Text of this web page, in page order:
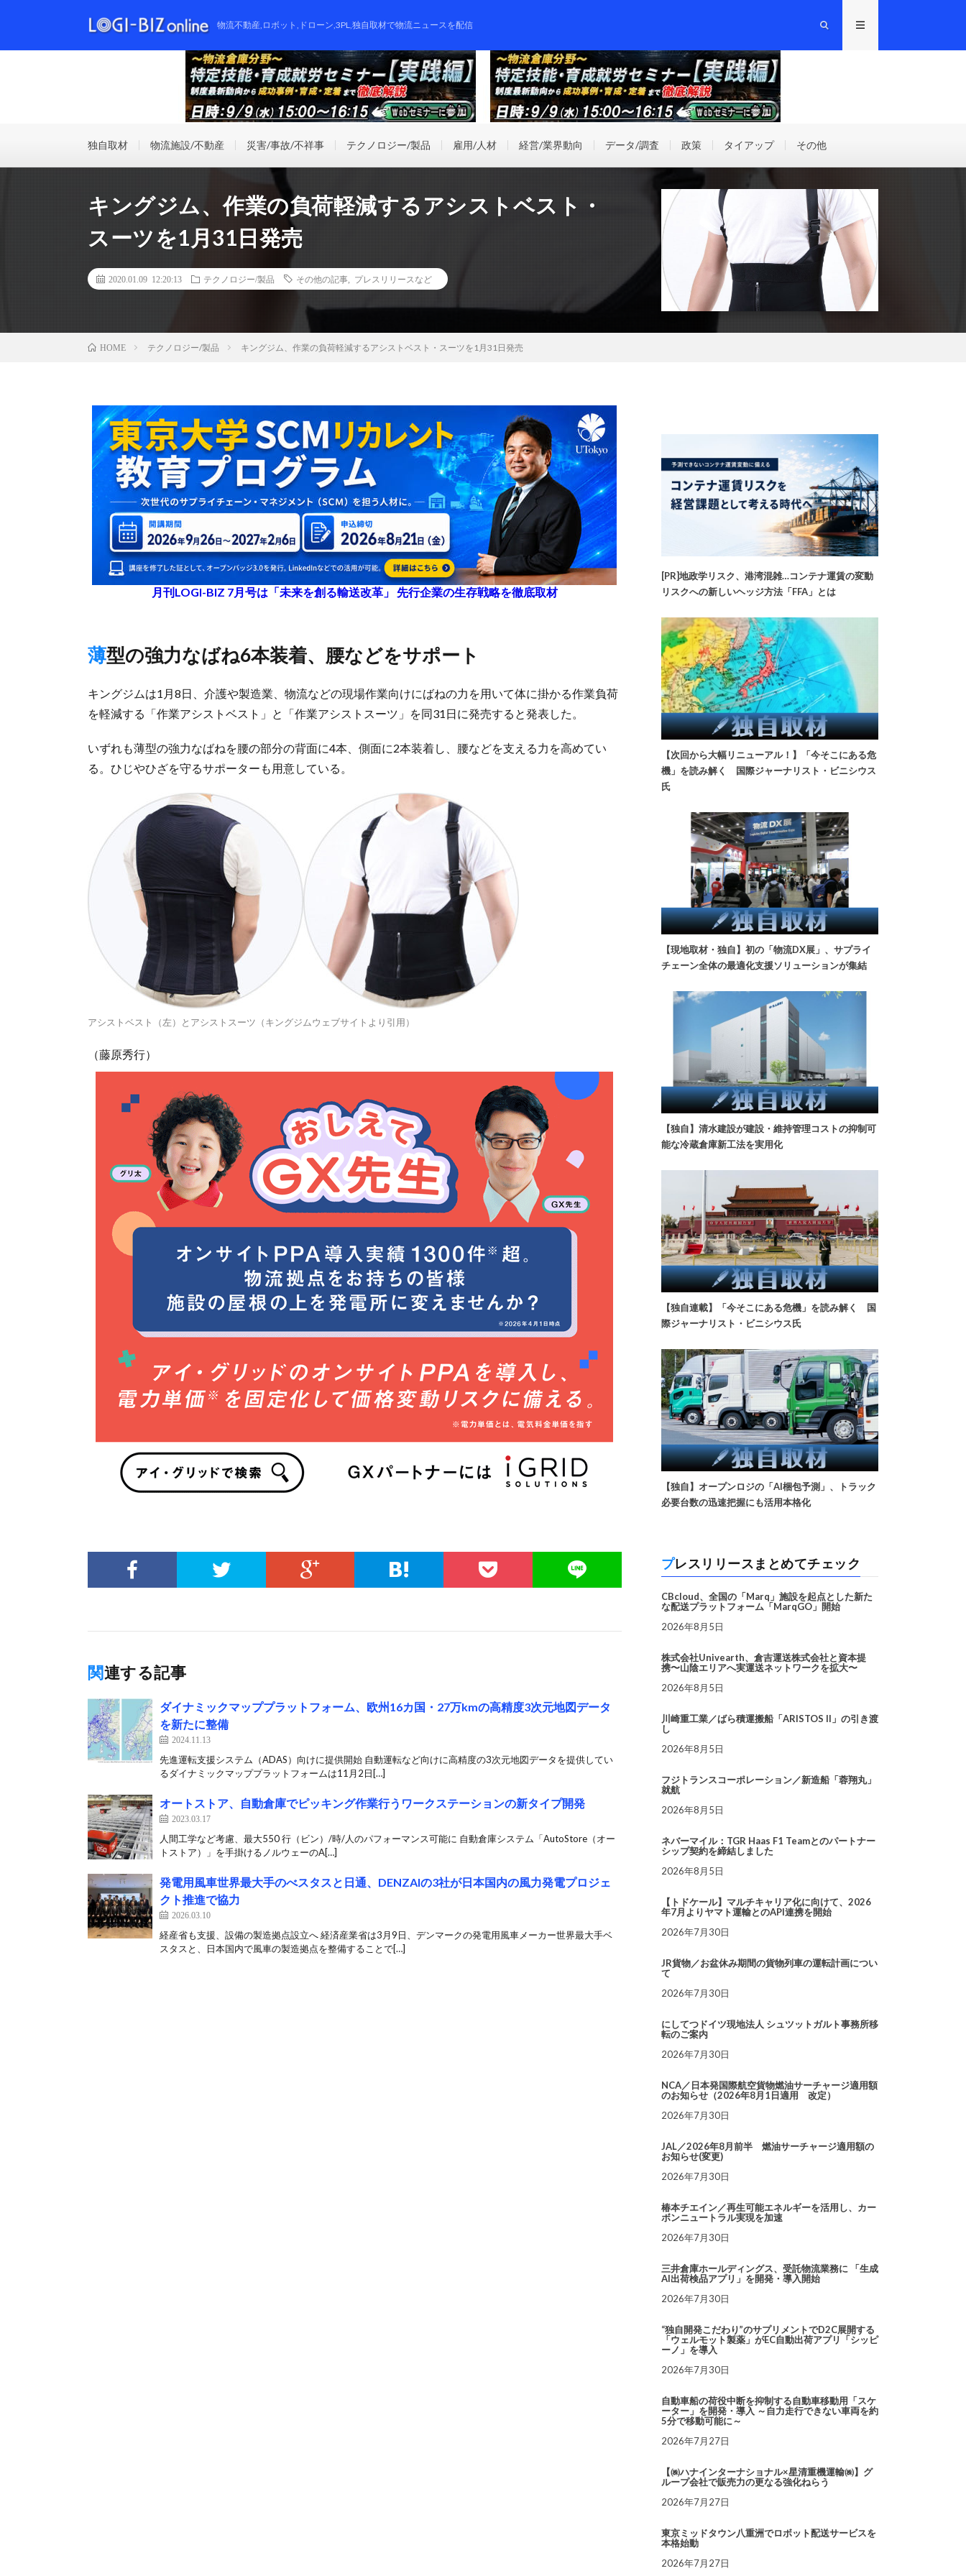
物流不動産,ロボット,ドローン,3PL,独自取材で物流ニュースを配信
独自取材 物流施設/不動産 災害/事故/不祥事 テクノロジー/製品 雇用/人材 経営/業界動向 データ/調査 政策 タイアップ その他
キングジム、作業の負荷軽減するアシストベスト・
スーツを1月31日発売
2020.01.09 12:20:13 テクノロジー/製品 その他の記事 プレスリリースなど
HOME テクノロジー/製品 キングジム、作業の負荷軽減するアシストベスト・スーツを1月31日発売
月刊LOGI-BIZ 7月号は「未来を創る輸送改革」 先行企業の生存戦略を徹底取材
薄型の強力なばね6本装着、腰などをサポート
キングジムは1月8日、介護や製造業、物流などの現場作業向けにばねの力を用いて体に掛かる作業負荷
を軽減する「作業アシストベスト」と「作業アシストスーツ」を同31日に発売すると発表した。
いずれも薄型の強力なばねを腰の部分の背面に4本、側面に2本装着し、腰などを支える力を高めてい
る。ひじやひざを守るサポーターも用意している。
アシストベスト（左）とアシストスーツ（キングジムウェブサイトより引用）
（藤原秀行）
関連する記事
ダイナミックマッププラットフォーム、欧州16カ国・27万kmの高精度3次元地図データ
を新たに整備
2024.11.13
先進運転支援システム（ADAS）向けに提供開始 自動運転など向けに高精度の3次元地図データを提供してい
るダイナミックマッププラットフォームは11月2日[…]
オートストア、自動倉庫でピッキング作業行うワークステーションの新タイプ開発
2023.03.17
人間工学など考慮、最大550 行（ビン）/時/人のパフォーマンス可能に 自動倉庫システム「AutoStore（オー
トストア）」を手掛けるノルウェーのA[…]
発電用風車世界最大手のべスタスと日通、DENZAIの3社が日本国内の風力発電プロジェ
クト推進で協力
2026.03.10
経産省も支援、設備の製造拠点設立へ 経済産業省は3月9日、デンマークの発電用風車メーカー世界最大手ベ
スタスと、日本国内で風車の製造拠点を整備することで[…]
[PR]地政学リスク、港湾混雑…コンテナ運賃の変動
リスクへの新しいヘッジ方法「FFA」とは
【次回から大幅リニューアル！】「今そこにある危
機」を読み解く 国際ジャーナリスト・ビニシウス
氏
【現地取材・独自】初の「物流DX展」、サプライ
チェーン全体の最適化支援ソリューションが集結
【独自】清水建設が建設・維持管理コストの抑制可
能な冷蔵倉庫新工法を実用化
【独自連載】「今そこにある危機」を読み解く 国
際ジャーナリスト・ビニシウス氏
【独自】オープンロジの「AI梱包予測」、トラック
必要台数の迅速把握にも活用本格化
プレスリリースまとめてチェック
CBcloud、全国の「Marq」施設を起点とした新た
な配送プラットフォーム「MarqGO」開始
2026年8月5日
株式会社Univearth、倉吉運送株式会社と資本提
携〜山陰エリアへ実運送ネットワークを拡大〜
2026年8月5日
川崎重工業／ばら積運搬船「ARISTOS II」の引き渡
し
2026年8月5日
フジトランスコーポレーション／新造船「蓉翔丸」
就航
2026年8月5日
ネバーマイル：TGR Haas F1 Teamとのパートナー
シップ契約を締結しました
2026年8月5日
【トドケール】マルチキャリア化に向けて、2026
年7月よりヤマト運輸とのAPI連携を開始
2026年7月30日
JR貨物／お盆休み期間の貨物列車の運転計画につい
て
2026年7月30日
にしてつドイツ現地法人 シュツットガルト事務所移
転のご案内
2026年7月30日
NCA／日本発国際航空貨物燃油サーチャージ適用額
のお知らせ（2026年8月1日適用 改定）
2026年7月30日
JAL／2026年8月前半 燃油サーチャージ適用額の
お知らせ(変更)
2026年7月30日
椿本チエイン／再生可能エネルギーを活用し、カー
ボンニュートラル実現を加速
2026年7月30日
三井倉庫ホールディングス、受託物流業務に 「生成
AI出荷検品アプリ」を開発・導入開始
2026年7月30日
“独自開発こだわり”のサプリメントでD2C展開する
「ウェルモット製薬」がEC自動出荷アプリ「シッピ
ーノ」を導入
2026年7月30日
自動車船の荷役中断を抑制する自動車移動用「スケ
ーター」を開発・導入 ～自力走行できない車両を約
5分で移動可能に～
2026年7月27日
【㈱ハナインターナショナル×星清重機運輸㈱】グ
ループ会社で販売力の更なる強化ねらう
2026年7月27日
東京ミッドタウン八重洲でロボット配送サービスを
本格始動
2026年7月27日